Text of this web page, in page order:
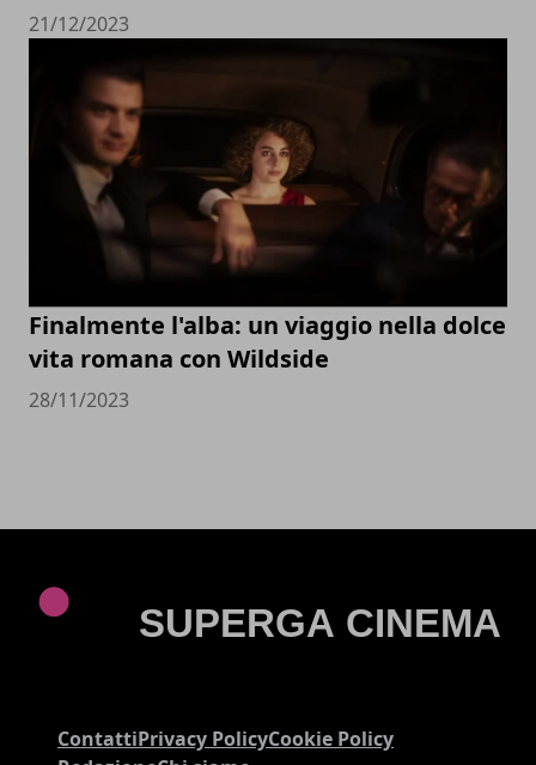
21/12/2023
Finalmente l'alba: un viaggio nella dolce
vita romana con Wildside
28/11/2023
ContattiPrivacy PolicyCookie Policy